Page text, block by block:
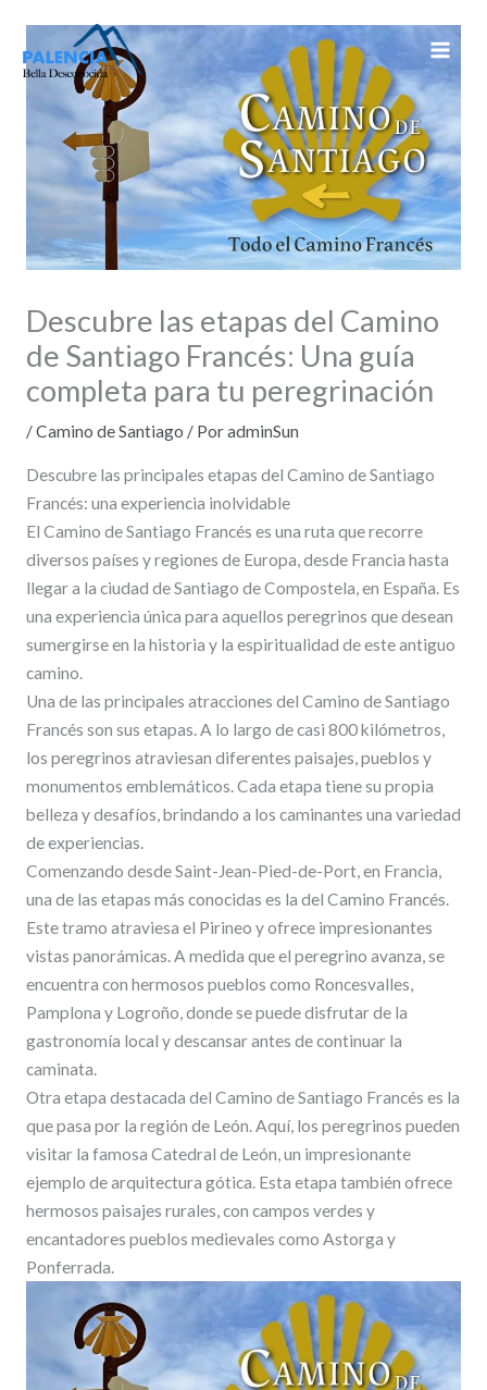
contenido
Descubre las etapas del Camino
de Santiago Francés: Una guía
completa para tu peregrinación
/Camino de Santiago / PoradminSun
Descubre las principales etapas del Camino de Santiago
Francés: una experiencia inolvidable
El Camino de Santiago Francés es una ruta que recorre
diversos países y regiones de Europa, desde Francia hasta
llegar a la ciudad de Santiago de Compostela, en España. Es
una experiencia única para aquellos peregrinos que desean
sumergirse en la historia y la espiritualidad de este antiguo
camino.
Una de las principales atracciones del Camino de Santiago
Francés son sus etapas. A lo largo de casi 800 kilómetros,
los peregrinos atraviesan diferentes paisajes, pueblos y
monumentos emblemáticos. Cada etapa tiene su propia
belleza y desafíos, brindando a los caminantes una variedad
de experiencias.
Comenzando desde Saint-Jean-Pied-de-Port, en Francia,
una de las etapas más conocidas es la del Camino Francés.
Este tramo atraviesa el Pirineo y ofrece impresionantes
vistas panorámicas. A medida que el peregrino avanza, se
encuentra con hermosos pueblos como Roncesvalles,
Pamplona y Logroño, donde se puede disfrutar de la
gastronomía local y descansar antes de continuar la
caminata.
Otra etapa destacada del Camino de Santiago Francés es la
que pasa por la región de León. Aquí, los peregrinos pueden
visitar la famosa Catedral de León, un impresionante
ejemplo de arquitectura gótica. Esta etapa también ofrece
hermosos paisajes rurales, con campos verdes y
encantadores pueblos medievales como Astorga y
Ponferrada.